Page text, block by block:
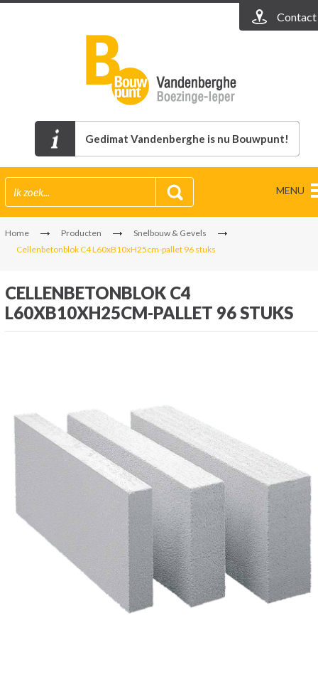
Contact
Gedimat Vandenberghe is nu Bouwpunt!
MENU
Home Producten
Snelbouw & Gevels
Cellenbetonblok C4 L60xB10xH25cm-pallet 96 stuks
CELLENBETONBLOK C4
L60XB10XH25CM-PALLET 96 STUKS